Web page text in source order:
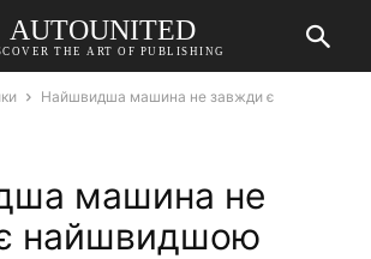
AUTOUNITED
THE ART OF PUBLISHING
Найшвидша машина не завжди є
машина не
найшвидшою